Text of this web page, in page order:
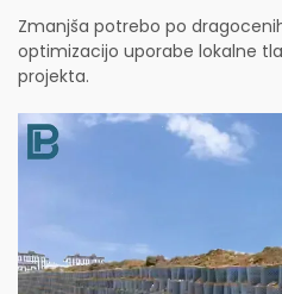
Zmanjša potrebo po
optimizacijo uporabe lokalne
projekta.